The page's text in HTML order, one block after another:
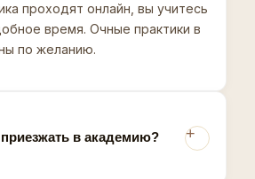
проходят онлайн, вы учитесь
время. Очные практики в
по желанию.
в академию?
волосяного покрова у
часто более жёсткого и
по восковой депиляции в